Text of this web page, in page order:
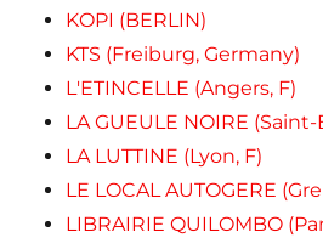
KOPI (BERLIN)
KTS (Freiburg, Germany)
L'ETINCELLE (Angers, F)
LA GUEULE NOIRE
LA LUTTINE (Lyon, F)
LE LOCAL AUTOGERE
LIBRAIRIE QUILOMBO